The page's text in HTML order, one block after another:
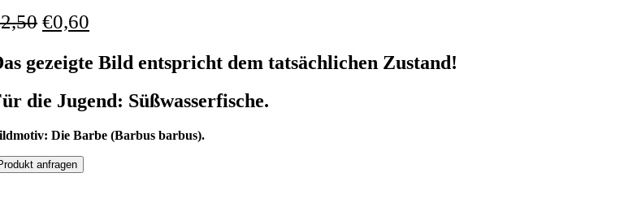
2,50 €0,60
gezeigte Bild entspricht dem tatsächlichen Zustand!
die Jugend: Süßwasserfische.
Die Barbe (Barbus barbus).
anfragen